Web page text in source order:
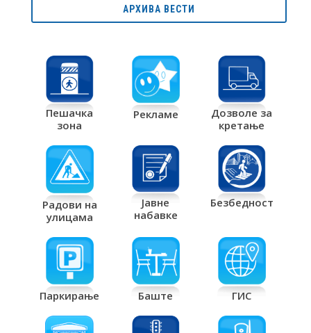
АРХИВА ВЕСТИ
Пешачка
зона
Рекламе
Дозволе за
кретање
Радови на
улицама
Јавне
набавке
Безбедност
Паркирање Баште ГИС